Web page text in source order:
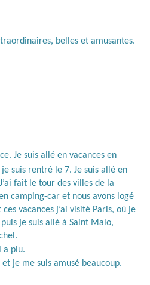
belles et amusantes.
Je suis allé en vacances en
suis rentré le 7. Je suis allé en
J’ai fait le tour des villes de la
camping-car et nous avons logé
vacances j’ai visité Paris, où je
je suis allé à Saint Malo,
a plu.
je me suis amusé beaucoup.